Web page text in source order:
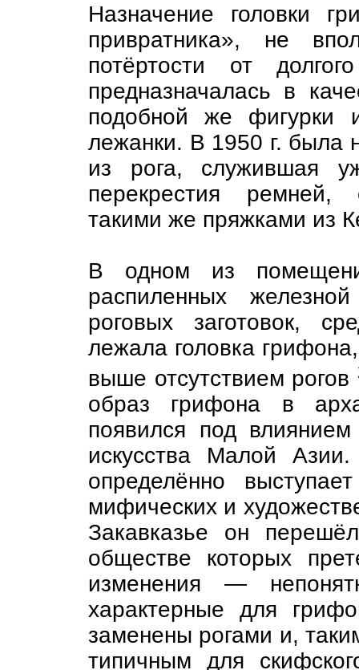
Назначение головки
привратника», не
потёртости от
предназначалась в
подобной же фигурки
лежанки. В 1950 г. была
из рога, служившая
перекрестия
такими же пряжками из
В одном из
распиленных
роговых заготовок,
лежала головка
выше отсутствием рогов
образ грифона в
появился под влиянием
искусства Малой
определённо
мифических и
Закавказье он
обществе которых
изменения —
характерные для
заменены рогами и,
типичным для